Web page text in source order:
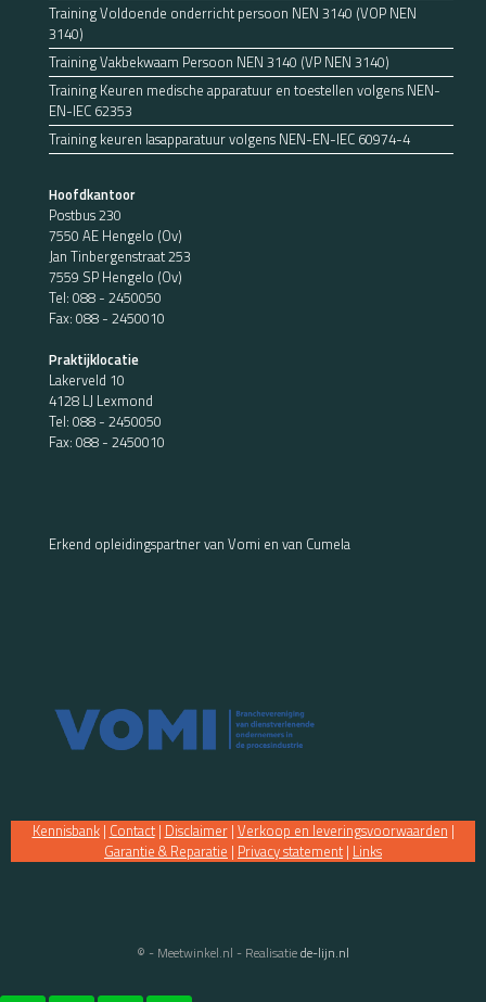
Training Voldoende onderricht persoon NEN 3140 (VOP NEN
3140)
Training Vakbekwaam Persoon NEN 3140 (VP NEN 3140)
Training Keuren medische apparatuur en toestellen volgens NEN-
EN-IEC 62353
Training keuren lasapparatuur volgens NEN-EN-IEC 60974-4
Hoofdkantoor
Postbus 230
7550 AE Hengelo (Ov)
Jan Tinbergenstraat 253
7559 SP Hengelo (Ov)
Tel: 088 - 2450050
Fax: 088 - 2450010
Praktijklocatie
Lakerveld 10
4128 LJ Lexmond
Tel: 088 - 2450050
Fax: 088 - 2450010
Erkend opleidingspartner van Vomi en van Cumela
Kennisbank| Contact| Disclaimer| Verkoop en leveringsvoorwaarden |
Garantie & Reparatie | Privacy statement | Links
© - Meetwinkel.nl - Realisatiede-lijn.nl